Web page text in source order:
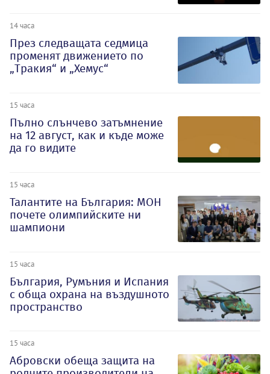
14 часа
През следващата седмица
променят движението по
„Тракия“ и „Хемус“
15 часа
Пълно слънчево затъмнение
на 12 август, как и къде може
да го видите
15 часа
Талантите на България: МОН
почете олимпийските ни
шампиони
15 часа
България, Румъния и Испания
с обща охрана на въздушното
пространство
15 часа
Абровски обеща защита на